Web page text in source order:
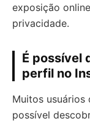
exposição
privacidade.
É possível
perfil no
Muitos usuários
possível